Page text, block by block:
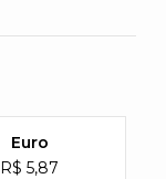
Euro
R$ 5,87